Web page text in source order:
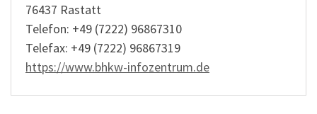
76437 Rastatt
Telefon: +49 (7222) 96867310
Telefax: +49 (7222) 96867319
https://www.bhkw-infozentrum.de